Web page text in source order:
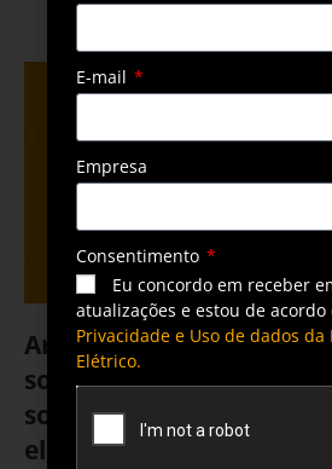
Armazenamento em
solução para evitar o
sobrecarga de energia
elétrica
E-mail
Empresa
Consentimento
Eu concordo em receber
atualizações e estou de acordo
Privacidade e Uso de dados
Elétrico.